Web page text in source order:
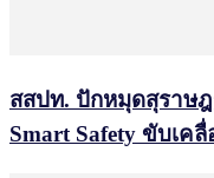
สสปท. ปักหมุดสุราษฎ
Smart Safety ขับเค